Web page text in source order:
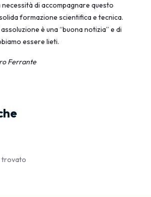
di accompagnare questo
formazione scientifica e tecnica.
è una “buona notizia” e di
essere lieti.
Ferrante
trovato